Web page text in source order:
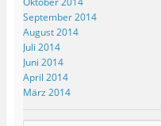
September 2014
August 2014
Juli 2014
Juni 2014
April 2014
März 2014